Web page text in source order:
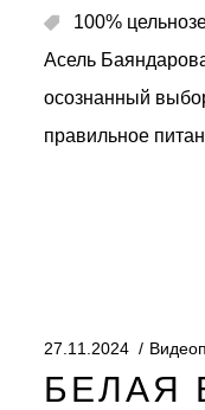
100%
Асель
осознанный
правильное
27.11.2024
БЕЛАЯ